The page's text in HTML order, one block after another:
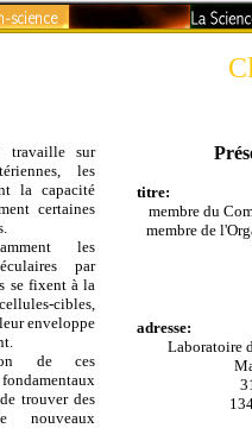
travaille sur
les
la capacité
certaines
les
par
se fixent à la
cibles,
enveloppe
de ces
trouver des
nouveaux
titre:
membre du
membre de
adresse:
Laboratoire